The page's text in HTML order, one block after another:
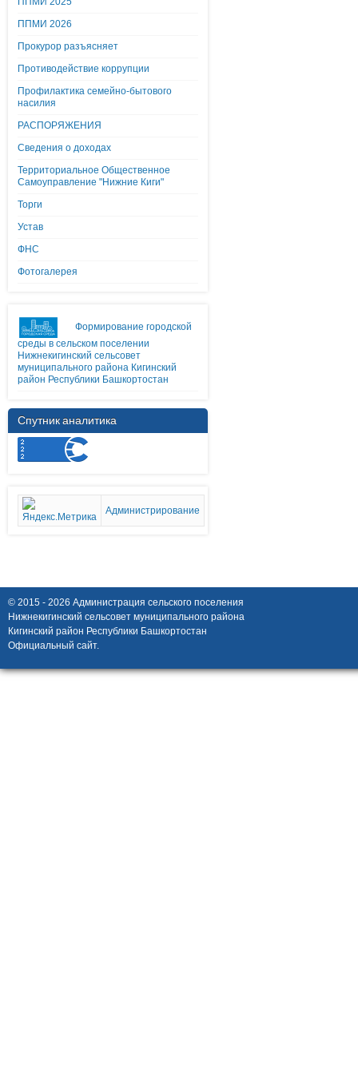
ППМИ 2026
Прокурор разъясняет
Противодействие коррупции
Профилактика семейно-бытового
насилия
РАСПОРЯЖЕНИЯ
Сведения о доходах
Территориальное Общественное
Самоуправление "Нижние Киги"
Торги
Устав
ФНС
Фотогалерея
Формирование городской
среды в сельском поселении
Нижнекигинский сельсовет
муниципального района Кигинский
район Республики Башкортостан
Спутник аналитика
Администрирование
© 2015 - 2026 Администрация сельского поселения
Нижнекигинский сельсовет муниципального района
Кигинский район Республики Башкортостан
Официальный сайт.